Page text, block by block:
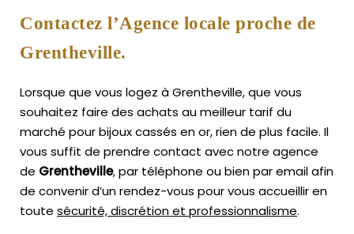
Contactez l’Agence locale proche de
Grentheville.
Lorsque que vous logez à Grentheville, que vous
souhaitez faire des achats au meilleur tarif du
marché pour bijoux cassés en or, rien de plus facile. Il
vous suffit de prendre contact avec notre agence
de Grentheville, par téléphone ou bien par email afin
de convenir d’un rendez-vous pour vous accueillir en
toute sécurité, discrétion et professionnalisme.